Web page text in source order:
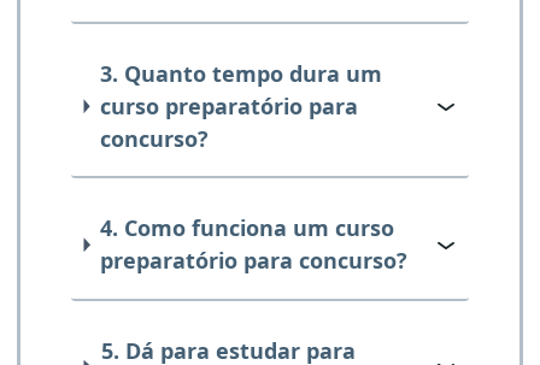
3. Quanto tempo dura um
curso preparatório para
concurso?
4. Como funciona um curso
preparatório para concurso?
5. Dá para estudar para